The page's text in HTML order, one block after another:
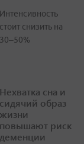
Интенсивность
стоит снизить на
30–50%
Нехватка сна и
сидячий образ
жизни
повышают риск
деменции